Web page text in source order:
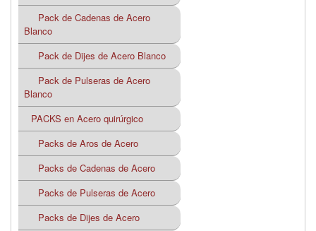
Pack de Cadenas de Acero
Blanco
Pack de Dijes de Acero Blanco
Pack de Pulseras de Acero
Blanco
PACKS en Acero quirúrgico
Packs de Aros de Acero
Packs de Cadenas de Acero
Packs de Pulseras de Acero
Packs de Dijes de Acero